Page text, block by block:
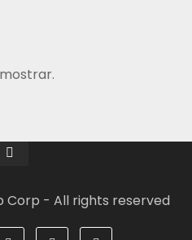
Corp - All rights reserved